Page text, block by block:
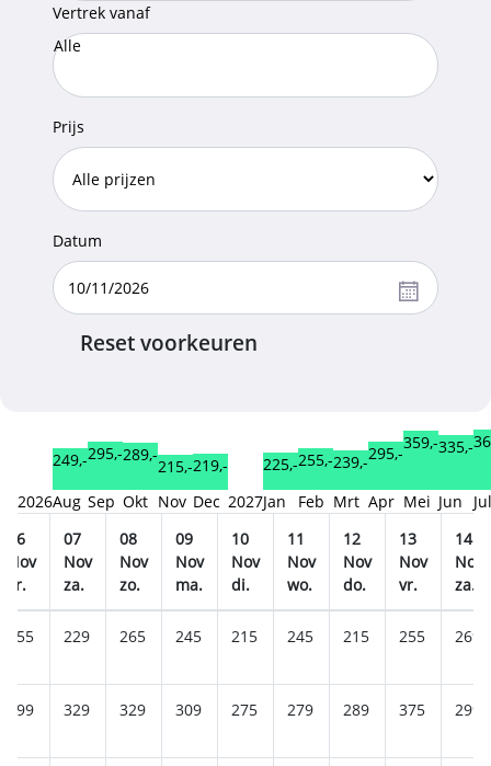
Vertrek vanaf
Alle
Prijs
Datum
Reset voorkeuren
2026
249,-
Aug
295,-
Sep
289,-
Okt
215,-
Nov
219,-
Dec 2027
225,-
Jan
255,-
Feb
239,-
Mrt
295,-
Apr
359,-
Mei
335,-
Jun
Jul
06
Nov
vr.
07
Nov
za.
08
Nov
zo.
09
Nov
ma.
10
Nov
di.
11
Nov
wo.
12
Nov
do.
13
Nov
vr.
14
Nov
za.
255 229 265 245 215 245 215 255 269
299 329 329 309 275 279 289 375 299